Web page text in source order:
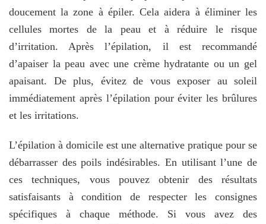
doucement la zone à épiler. Cela aidera à éliminer les
cellules mortes de la peau et à réduire le risque
d’irritation. Après l’épilation, il est recommandé
d’apaiser la peau avec une crème hydratante ou un gel
apaisant. De plus, évitez de vous exposer au soleil
immédiatement après l’épilation pour éviter les brûlures
et les irritations.
L’épilation à domicile est une alternative pratique pour se
débarrasser des poils indésirables. En utilisant l’une de
ces techniques, vous pouvez obtenir des résultats
satisfaisants à condition de respecter les consignes
spécifiques à chaque méthode. Si vous avez des